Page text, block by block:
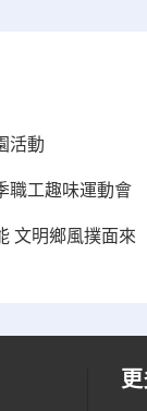
活動
職工趣味運動會
文明鄉風撲面來